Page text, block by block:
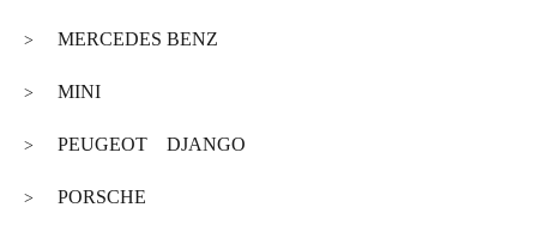
> MERCEDES BENZ
> MINI
> PEUGEOT DJANGO
> PORSCHE